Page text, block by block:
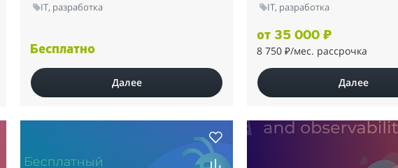
IT, разработка
Бесплатно
Далее
IT, разработка
от 35 000 ₽
8 750 ₽/мес. рассрочка
Далее